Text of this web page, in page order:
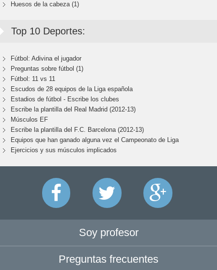
Huesos de la cabeza (1)
Top 10 Deportes:
Fútbol: Adivina el jugador
Preguntas sobre fútbol (1)
Fútbol: 11 vs 11
Escudos de 28 equipos de la Liga española
Estadios de fútbol - Escribe los clubes
Escribe la plantilla del Real Madrid (2012-13)
Músculos EF
Escribe la plantilla del F.C. Barcelona (2012-13)
Equipos que han ganado alguna vez el Campeonato de Liga
Ejercicios y sus músculos implicados
Soy profesor
Preguntas frecuentes